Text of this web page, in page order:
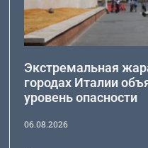
Экстремальная
городах Италии
уровень опасности
06.08.2026